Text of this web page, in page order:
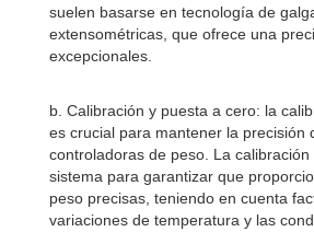
suelen basarse en tecnología de
extensométricas, que ofrece una
excepcionales.
b. Calibración y puesta a cero: la
es crucial para mantener la precisión
controladoras de peso. La
sistema para garantizar que
peso precisas, teniendo en cuenta
variaciones de temperatura y las